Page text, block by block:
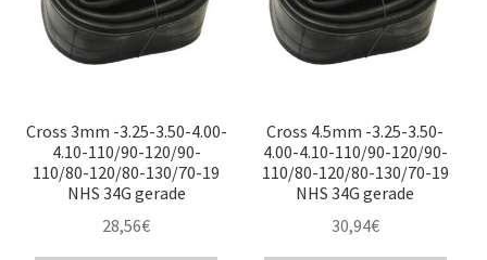
Cross 3mm -3.25-3.50-4.00-
4.10-110/90-120/90-
110/80-120/80-130/70-19
NHS 34G gerade
28,56€
Cross 4.5mm -3.25-3.50-
4.00-4.10-110/90-120/90-
110/80-120/80-130/70-19
NHS 34G gerade
30,94€